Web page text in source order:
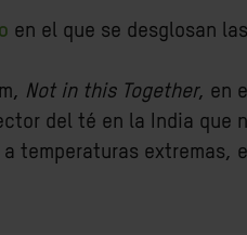
en el que se desglosan
Not in this Together, en
del té en la India que
temperaturas extremas,